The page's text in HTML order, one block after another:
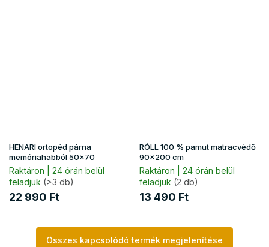
HENARI ortopéd párna
memóriahabból 50x70
Raktáron | 24 órán belül
feladjuk (>3 db)
22 990 Ft
RÓLL 100 % pamut matracvédő
90x200 cm
Raktáron | 24 órán belül
feladjuk (2 db)
13 490 Ft
Összes kapcsolódó termék megjelenítése